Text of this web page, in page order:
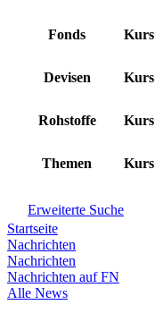
Fonds Kurs
Devisen Kurs
Rohstoffe Kurs
Themen Kurs
Erweiterte Suche
Startseite
Nachrichten
Nachrichten
Nachrichten auf FN
Alle News